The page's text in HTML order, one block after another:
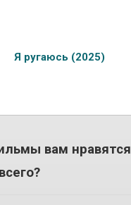
Я ругаюсь (2025)
вам нравятся